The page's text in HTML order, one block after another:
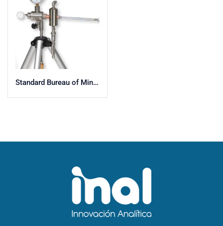
Standard Bureau of Mines Dew Point Tester